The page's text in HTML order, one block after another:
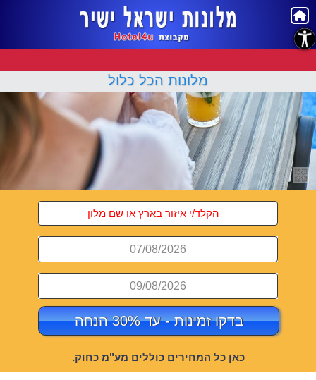
מלונות הכל כלול
07/08/2026
09/08/2026
בדקו זמינות - עד 30% הנחה
כאן כל המחירים כוללים מע"מ כחוק.
נגישות